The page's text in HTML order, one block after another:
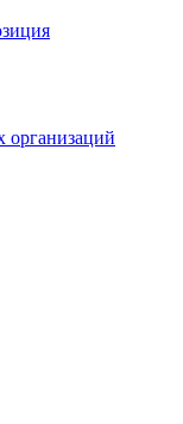
организаций